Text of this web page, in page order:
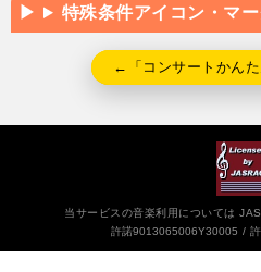
特殊条件アイコン・マ
←「コンサートかん
当サービスの音楽利用については
許諾9013065006Y30005